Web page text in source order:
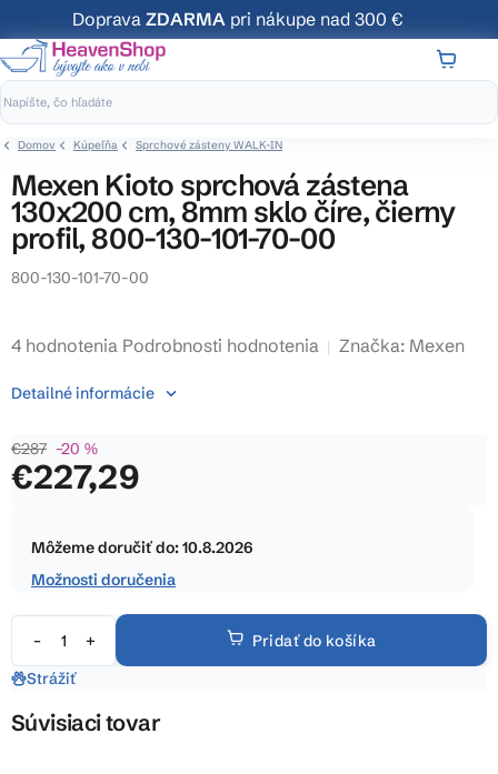
na
obsah
Doprava ZDARMA pri nákupe nad 300 €
Domov Kúpeľňa Sprchové zásteny WALK-IN
Mexen Kioto sprchová zástena
130x200 cm, 8mm sklo číre, čierny
profil, 800-130-101-70-00
800-130-101-70-00
Priemerné
produktu
4,3
z
4 hodnotenia Podrobnosti hodnotenia Značka: Mexen
€287 –20 %
€227,29
cena:
Môžeme doručiť do:10.8.2026
Možnosti doručenia
Pridať do košíka
Detailné informácie
Strážiť
Súvisiaci tovar